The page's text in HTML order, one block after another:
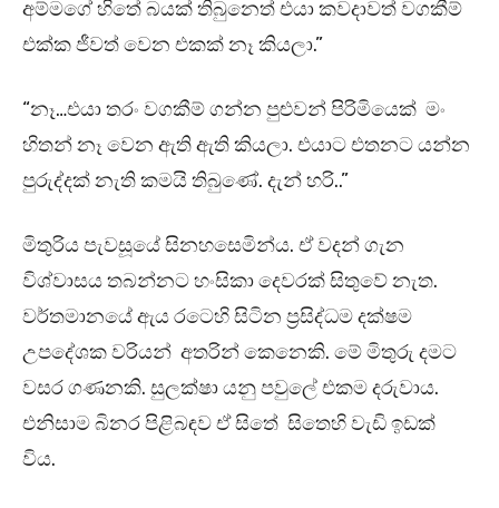
අම්මගේ හිතේ බයක් තිබුනෙත් එයා කවදාවත් වගකීම්
එක්ක ජීවත් වෙන එකක් නෑ කියලා.”
“නෑ…එයා තරං වගකීම් ගන්න පුළුවන් පිරිමියෙක් මං
හිතන් නෑ වෙන ඇති ඇති කියලා. එයාට එතනට යන්න
පුරුද්දක් නැති කමයි තිබුණේ. දැන් හරි..”
මිතුරිය පැවසූයේ සිනහසෙමින්ය. ඒ වදන් ගැන
විශ්වාසය තබන්නට හංසිකා දෙවරක් සිතුවේ නැත.
වර්තමානයේ ඇය රටෙහි සිටින ප්‍රසිද්ධම දක්ෂම
උපදේශක වරියන් අතරින් කෙනෙකි. මේ මිතුරු දමට
වසර ගණනකි. සුලක්ෂා යනු පවුලේ එකම දරුවාය.
එනිසාම බිනර පිළිබඳව ඒ සිතේ සිතෙහි වැඩි ඉඩක්
විය.